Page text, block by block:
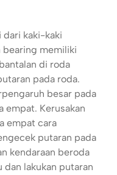
dari kaki-kaki
bearing memiliki
di roda
pada roda.
besar pada
empat. Kerusakan
empat cara
putaran pada
kendaraan beroda
lakukan putaran